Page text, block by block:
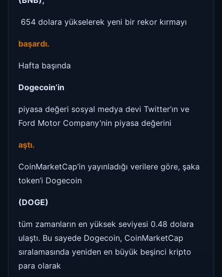
654 dolara yükselerek yeni bir rekor kırmayı
başardı.
Hafta başında
Dogecoin’in
piyasa değeri sosyal medya devi Twitter’ın ve
Ford Motor Company’nin piyasa değerini
aştı.
CoinMarketCap’in yayınladığı verilere göre, şaka
token’i Dogecoin
(DOGE)
tüm zamanların en yüksek seviyesi 0.48 dolara
ulaştı. Bu sayede Dogecoin, CoinMarketCap
sıralamasında yeniden en büyük beşinci kripto
para olarak